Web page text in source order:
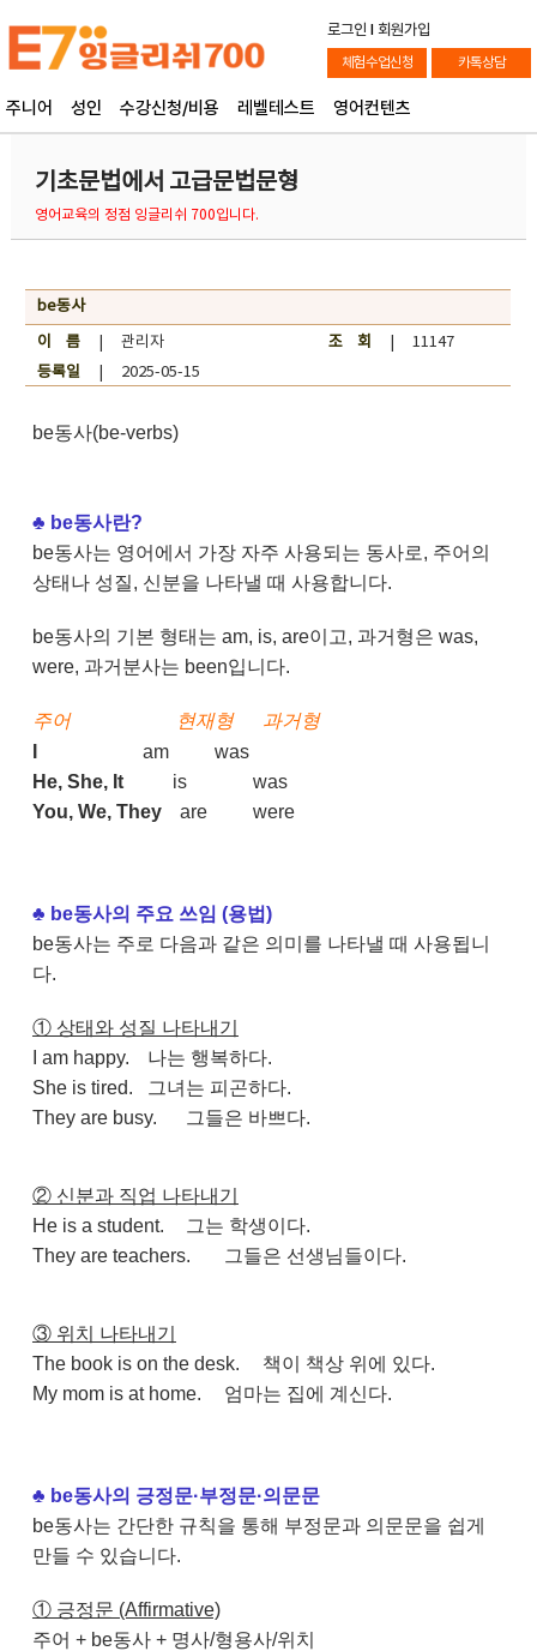
로그인 l 회원가입
체험수업신청 카톡상담
주니어 성인 수강신청/비용 레벨테스트 영어컨텐츠
기초문법에서 고급문법문형
영어교육의 정점 잉글리쉬 700입니다.
be동사
이 름| 관리자 조 회
| 11147
등록일| 2025-05-15
be동사(be-verbs)
♣ be동사란?
be동사는 영어에서 가장 자주 사용되는 동사로, 주어의
상태나 성질, 신분을 나타낼 때 사용합니다.
be동사의 기본 형태는 am, is, are이고, 과거형은 was,
were, 과거분사는 been입니다.
주어 현재형
과거형
am
was
He, She, It
is
was
You, We, They
are were
♣ be동사의 주요 쓰임 (용법)
be동사는 주로 다음과 같은 의미를 나타낼 때 사용됩니
다.
① 상태와 성질 나타내기
I am happy.
나는 행복하다.
She is tired.
그녀는 피곤하다.
They are busy.
그들은 바쁘다.
② 신분과 직업 나타내기
He is a student.
그는 학생이다.
They are teachers.
그들은 선생님들이다.
③ 위치 나타내기
The book is on the desk.
책이 책상 위에 있다.
My mom is at home.
엄마는 집에 계신다.
♣ be동사의 긍정문·부정문·의문문
be동사는 간단한 규칙을 통해 부정문과 의문문을 쉽게
만들 수 있습니다.
① 긍정문 (Affirmative)
주어 + be동사 + 명사/형용사/위치